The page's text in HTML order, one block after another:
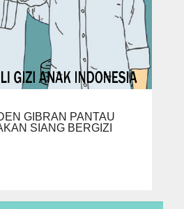
GIBRAN PANTAU
SIANG BERGIZI